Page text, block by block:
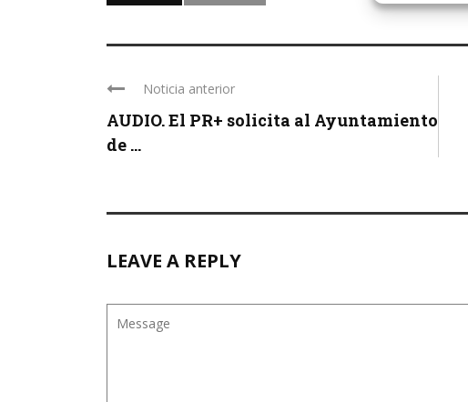
Noticia anterior
AUDIO. El PR+ solicita al Ayuntamiento
de ...
LEAVE A REPLY